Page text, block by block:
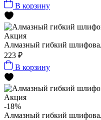
В корзину
Акция
Алмазный гибкий
223 ₽
В корзину
Акция
-18%
Алмазный гибкий